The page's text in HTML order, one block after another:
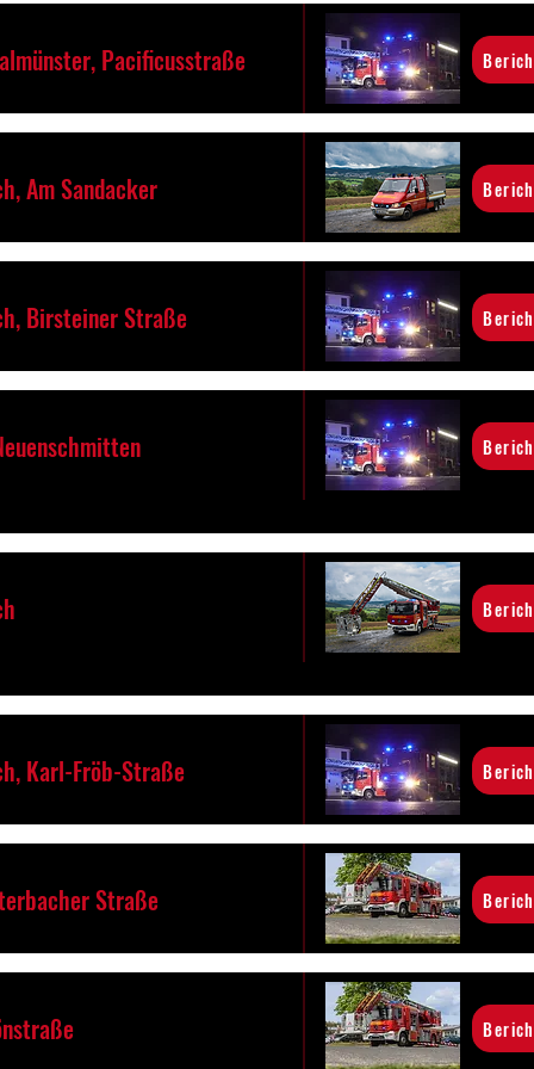
Pacificusstraße
Am Sandacker
Birsteiner Straße
Karl-Fröb-Straße
Straße